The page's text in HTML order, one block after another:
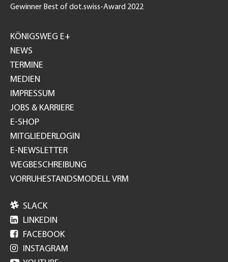
Gewinner Best of dot.swiss-Award 2022
GH
KÖNIGSWEG E+
NEWS
TERMINE
MEDIEN
IMPRESSUM
JOBS & KARRIERE
E-SHOP
MITGLIEDERLOGIN
E-NEWSLETTER
WEGBESCHREIBUNG
VORRUHESTANDSMODELL VRM
 SLACK
 LINKEDIN
 FACEBOOK
 INSTAGRAM